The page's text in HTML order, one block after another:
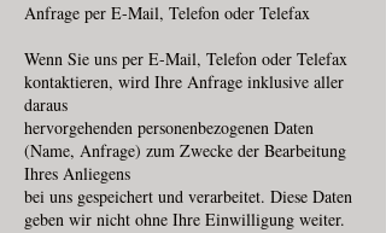
Anfrage per E-Mail, Telefon oder Telefax
Wenn Sie uns per E-Mail, Telefon oder Telefax
kontaktieren, wird Ihre Anfrage inklusive aller
daraus
hervorgehenden personenbezogenen Daten
(Name, Anfrage) zum Zwecke der Bearbeitung
Ihres Anliegens
bei uns gespeichert und verarbeitet. Diese Daten
geben wir nicht ohne Ihre Einwilligung weiter.